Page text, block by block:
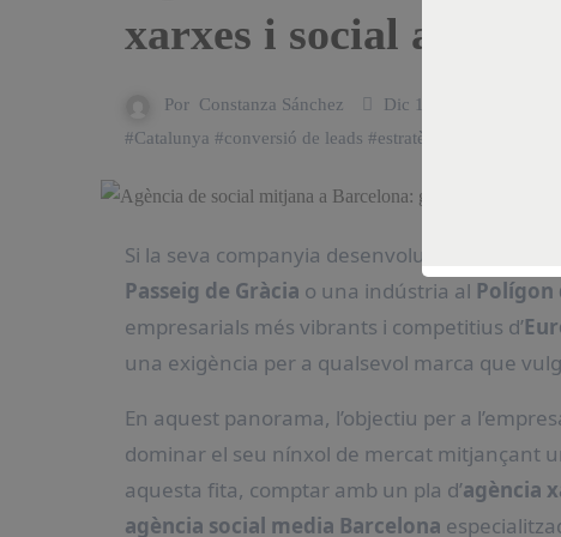
xarxes i social ads
Por Constanza Sánchez Dic 17, 2025
#Catalunya #conversió de leads #estratègia digital
Si la seva companyia desenvolupa la seva
Passeig de Gràcia o una indústria al Polígon
empresarials més vibrants i competitius d’
una exigència per a qualsevol marca que
En aquest panorama, l’objectiu per a
dominar el seu nínxol de mercat mitjançant
aquesta fita, comptar amb un pla d’agència
agència social media Barcelona